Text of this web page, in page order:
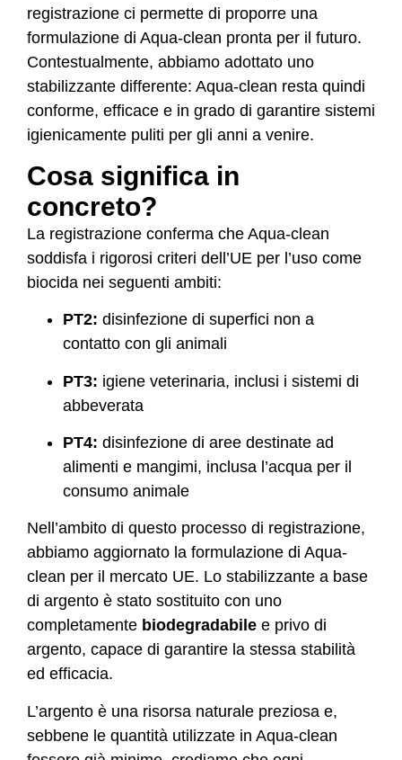
registrazione ci permette di proporre una
formulazione di Aqua-clean pronta per il futuro.
Contestualmente, abbiamo adottato uno
stabilizzante differente: Aqua-clean resta quindi
conforme, efficace e in grado di garantire sistemi
igienicamente puliti per gli anni a venire.
Cosa significa in
concreto?
La registrazione conferma che Aqua-clean
soddisfa i rigorosi criteri dell’UE per l’uso come
biocida nei seguenti ambiti:
PT2: disinfezione di superfici non a
contatto con gli animali
PT3: igiene veterinaria, inclusi i sistemi di
abbeverata
PT4: disinfezione di aree destinate ad
alimenti e mangimi, inclusa l’acqua per il
consumo animale
Nell’ambito di questo processo di registrazione,
abbiamo aggiornato la formulazione di Aqua-
clean per il mercato UE. Lo stabilizzante a base
di argento è stato sostituito con uno
completamente biodegradabile e privo di
argento, capace di garantire la stessa stabilità
ed efficacia.
L’argento è una risorsa naturale preziosa e,
sebbene le quantità utilizzate in Aqua-clean